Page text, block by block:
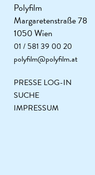
Polyfilm
Margaretenstraße 78
1050 Wien
01 / 581 39 00 20
polyfilm@polyfilm.at
PRESSE LOG-IN
SUCHE
IMPRESSUM